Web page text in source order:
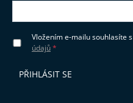
Vložením e-mailu souhlasíte s
údajů
PŘIHLÁSIT SE